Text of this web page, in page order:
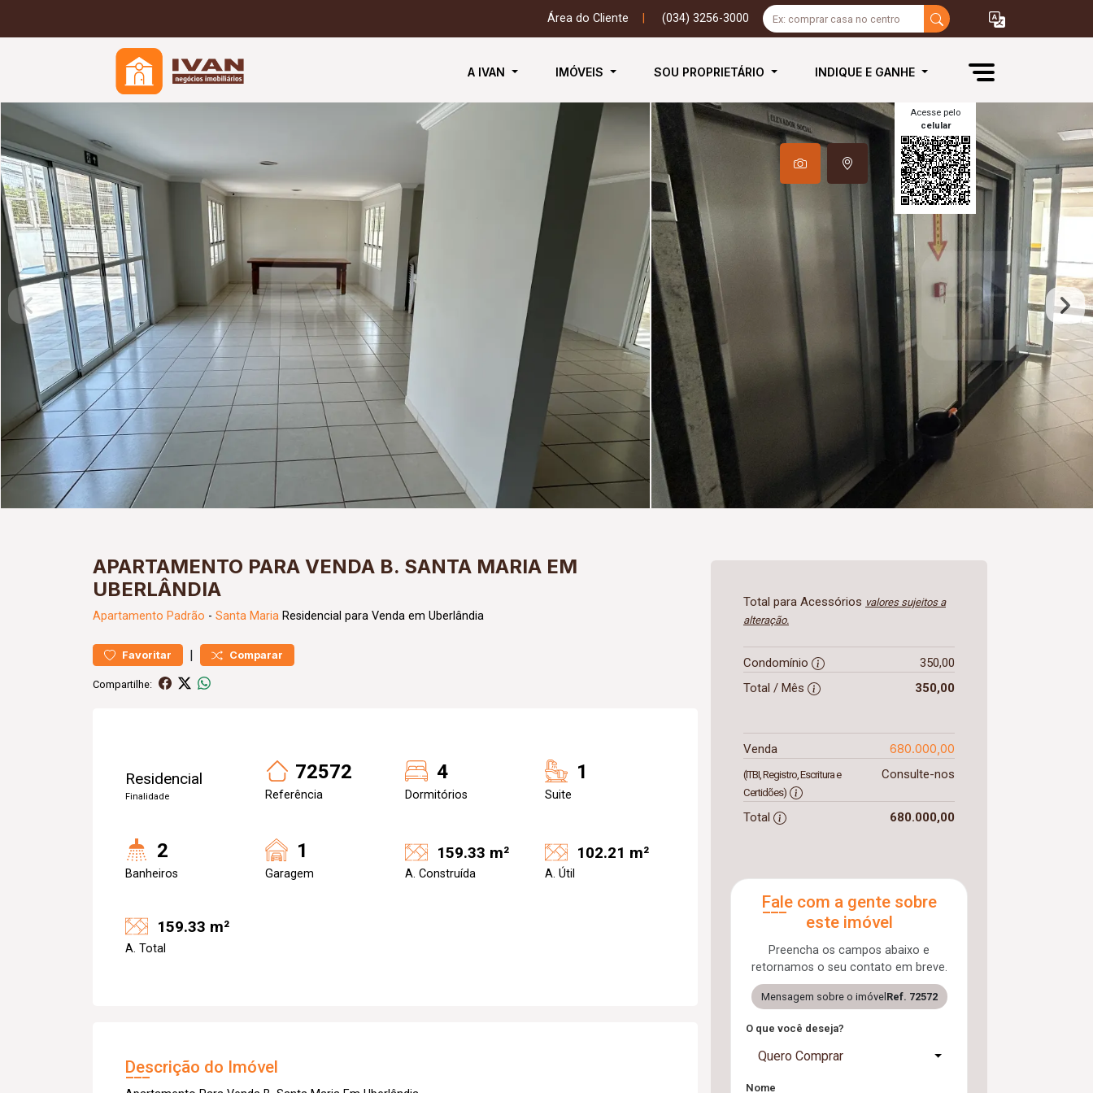
Área do Cliente (034) 3256-3000
A IVAN IMÓVEIS SOU PROPRIETÁRIO INDIQUE E GANHE
Acesse pelo
celular
APARTAMENTO PARA VENDA B. SANTA MARIA EM
UBERLÂNDIA
Apartamento Padrão - Santa Maria Residencial para Venda em Uberlândia
Favoritar | Comparar
Compartilhe:
Residencial
Finalidade
72572
Referência
4
Dormitórios
1
Suite
2
Banheiros
1
Garagem
159.33 m²
A. Construída
102.21 m²
A. Útil
159.33 m²
A. Total
Descrição do Imóvel
Total para Acessórios valores sujeitos a
alteração.
Condomínio
350,00
Total / Mês
350,00
Venda 680.000,00
(ITBI, Registro, Escritura e
Certidões)
Consulte-nos
Total 680.000,00
Fale com a gente sobre
este imóvel
Preencha os campos abaixo e
retornamos o seu contato em breve.
Mensagem sobre o imóvel Ref. 72572
O que você deseja?
Quero Comprar
Nome